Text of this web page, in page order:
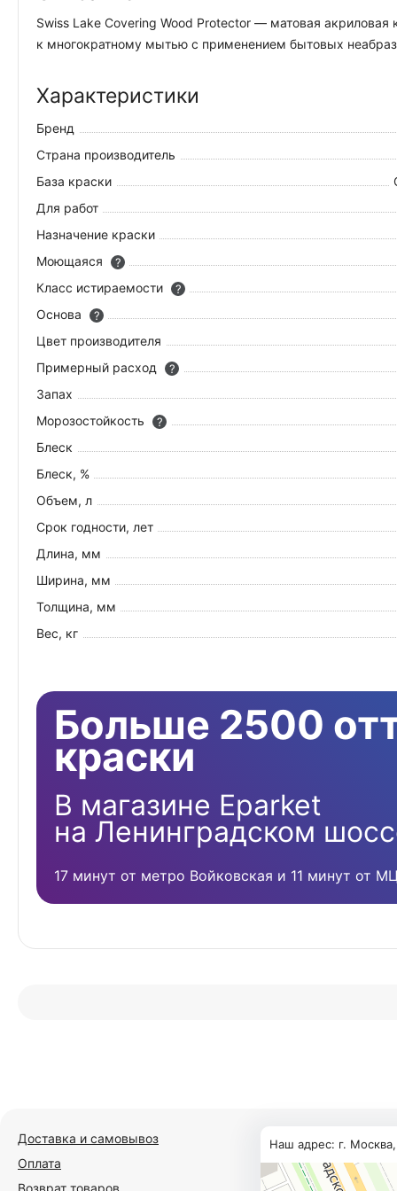
Swiss Lake Covering Wood Protector — матовая
к многократному мытью с применением бытовых
Характеристики
Бренд
Страна производитель
База краски
Для работ
Назначение краски
Моющаяся
?
Класс истираемости
?
Основа
?
Цвет производителя
Примерный расход
?
Запах
Морозостойкость
?
Блеск
Блеск, %
Объем, л
Срок годности, лет
Длина, мм
Ширина, мм
Толщина, мм
Вес, кг
Больше 2500
краски
В магазине Eparket
на Ленинградском
17 минут от метро Войковская и 11 минут от
Доставка и самовывоз
Оплата
Возврат товаров
Наш адрес: г.